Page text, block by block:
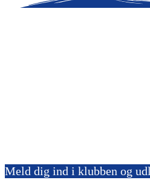
Meld dig ind i klubben og